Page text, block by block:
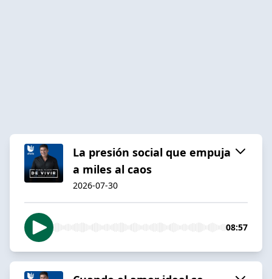
La presión social que empuja
a miles al caos
2026-07-30
08:57